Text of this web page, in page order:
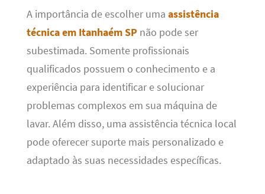
A importância de escolher uma assistência
técnica em Itanhaém SP não pode ser
subestimada. Somente profissionais
qualificados possuem o conhecimento e a
experiência para identificar e solucionar
problemas complexos em sua máquina de
lavar. Além disso, uma assistência técnica local
pode oferecer suporte mais personalizado e
adaptado às suas necessidades específicas.